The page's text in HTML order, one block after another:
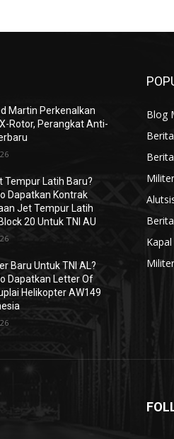
Martin Perkenalkan
Rotor, Perangkat Anti-
Tempur Latih Baru?
Dapatkan Kontrak
Jet Tempur Latih
20 Untuk TNI AU
Baru Untuk TNI AL?
Dapatkan Letter Of
Helikopter AW149
Blog
Militer